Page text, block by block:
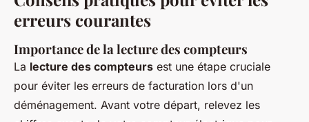
erreurs courantes
Importance de la lecture des compteurs
La lecture des compteurs est une étape cruciale
pour éviter les erreurs de facturation lors d'un
déménagement. Avant votre départ, relevez les